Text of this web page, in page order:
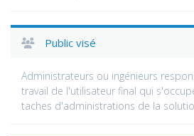
Public visé
Administrateurs ou ingénieurs
travail de l'utilisateur final qui
taches d'administrations de la